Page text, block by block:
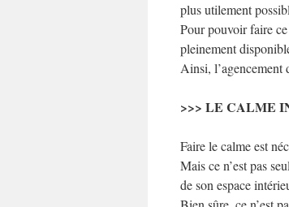
plus utilement
Pour pouvoir faire
pleinement
Ainsi, l’agencement
>>> LE CALME
Faire le calme est
Mais ce n’est pas
de son espace